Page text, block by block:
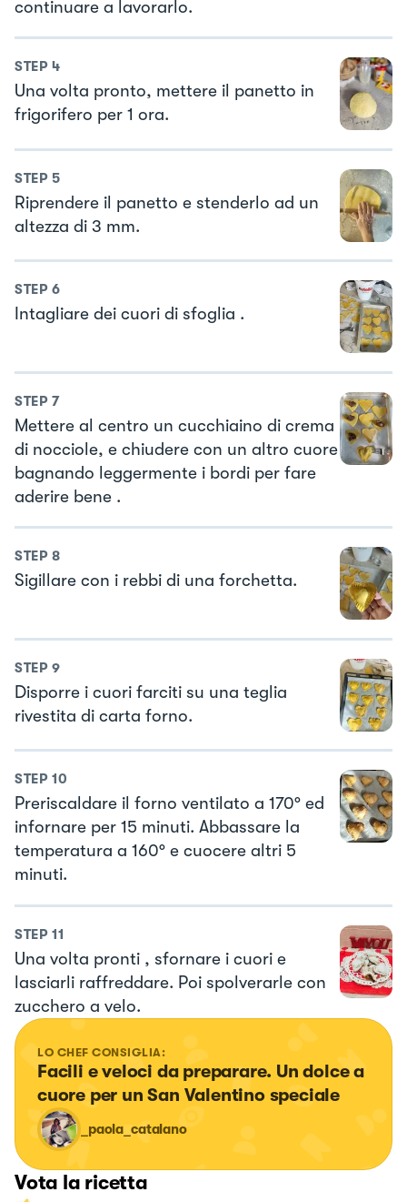
continuare a lavorarlo.
STEP 4
Una volta pronto, mettere il panetto in
frigorifero per 1 ora.
STEP 5
Riprendere il panetto e stenderlo ad un
altezza di 3 mm.
STEP 6
Intagliare dei cuori di sfoglia .
STEP 7
Mettere al centro un cucchiaino di crema
di nocciole, e chiudere con un altro cuore
bagnando leggermente i bordi per fare
aderire bene .
STEP 8
Sigillare con i rebbi di una forchetta.
STEP 9
Disporre i cuori farciti su una teglia
rivestita di carta forno.
STEP 10
Preriscaldare il forno ventilato a 170° ed
infornare per 15 minuti. Abbassare la
temperatura a 160° e cuocere altri 5
minuti.
STEP 11
Una volta pronti , sfornare i cuori e
lasciarli raffreddare. Poi spolverarle con
zucchero a velo.
LO CHEF CONSIGLIA:
Facili e veloci da preparare. Un dolce a
cuore per un San Valentino speciale
_paola_catalano
Vota la ricetta